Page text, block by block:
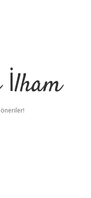
İlham